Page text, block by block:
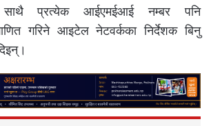
साथै प्रत्येक आईएमईआई नम्बर पनि
गरिने आइटेल नेटवर्कका निर्देशक बिनु